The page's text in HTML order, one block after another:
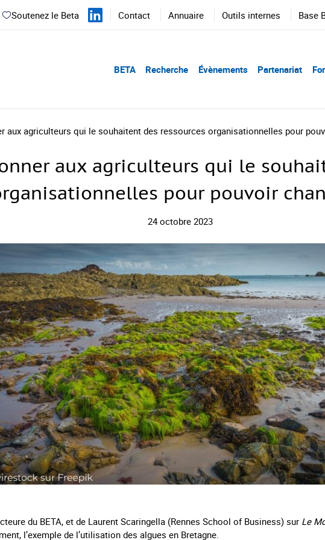
Soutenez le Beta Contact Annuaire Outils internes Base
BETA Recherche Évènements Partenariat
aux agriculteurs qui le souhaitent des ressources organisationnelles pour
aux agriculteurs qui le
pour pouvoir
24 octobre 2023
du BETA, et de Laurent Scaringella (Rennes School of Business) sur Le
l’exemple de l’utilisation des algues en Bretagne.